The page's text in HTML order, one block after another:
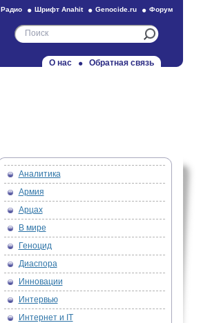
Радио Шрифт Anahit Genocide.ru Форум
О нас Обратная связь
Аналитика
Армия
Арцах
В мире
Геноцид
Диаспора
Инновации
Интервью
Интернет и IT